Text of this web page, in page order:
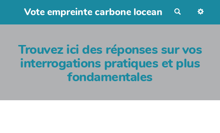
Vote empreinte carbone locean
c
c
e
r
Trouvez ici des réponses sur vos
interrogations pratiques et plus
fondamentales